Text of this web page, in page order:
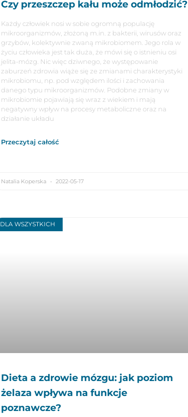
Czy przeszczep kału może odmłodzić?
Każdy człowiek nosi w sobie ogromną populację
mikroorganizmów, złożoną m.in. z bakterii, wirusów oraz
grzybów, kolektywnie zwaną mikrobiomem. Jego rola w
życiu człowieka jest tak duża, że mówi się o istnieniu osi
jelita-mózg. Nic więc dziwnego, że występowanie
zaburzeń zdrowia wiąże się ze zmianami charakterystyki
mikrobiomu, np. pod względem ilości i zachowania
danego typu mikroorganizmów. Podobne zmiany w
mikrobiomie pojawiają się wraz z wiekiem i mają
negatywny wpływ na procesy metaboliczne oraz na
działanie układu
Przeczytaj całość
Natalia Koperska 2022-05-17
DLA WSZYSTKICH
Dieta a zdrowie mózgu: jak poziom
żelaza wpływa na funkcje
poznawcze?